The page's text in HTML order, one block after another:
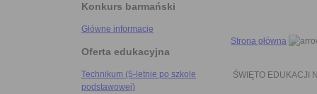
Konkurs barmański
Główne informacje
Oferta edukacyjna
Technikum (5-letnie po szkole
podstawowej)
Strona główna
ŚWIĘTO EDUKACJI